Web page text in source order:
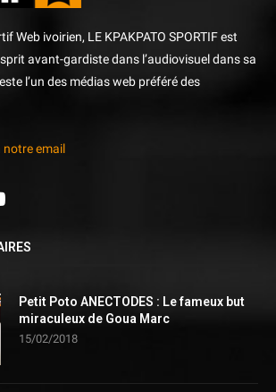
Web ivoirien, LE KPAKPATO SPORTIF est
avant-gardiste dans l’audiovisuel dans sa
l’un des médias web préféré des
notre email
Petit Poto ANECTODES : Le fameux but
miraculeux de Goua Marc
15/02/2018